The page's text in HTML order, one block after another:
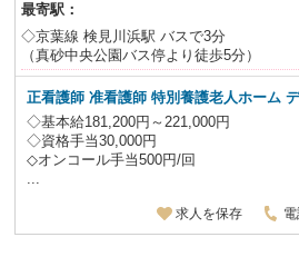
最寄駅：
◇京葉線 検見川浜駅 バスで3分
（真砂中央公園バス停より徒歩5分）
正看護師 准看護師 特別養護老人ホーム
◇基本給181,200円～221,000円
◇資格手当30,000円
◇オンコール手当500円/回
...
求人を保存